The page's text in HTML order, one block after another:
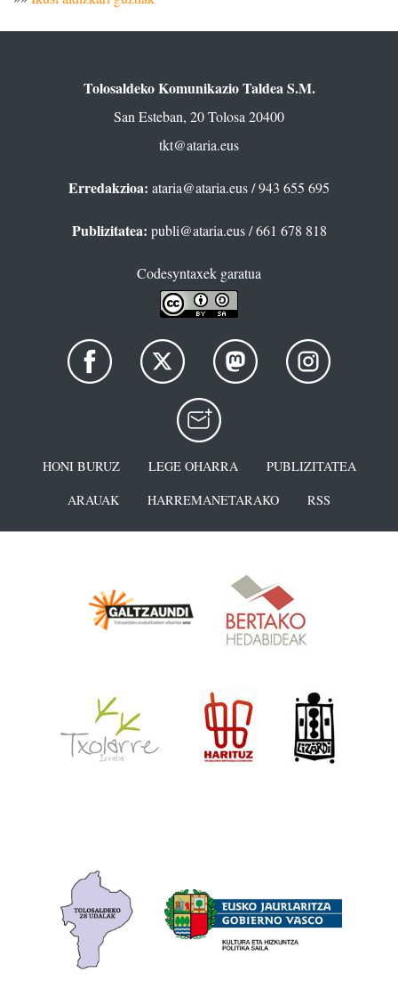
Tolosaldeko Komunikazio Taldea S.M.
San Esteban, 20 Tolosa 20400
tkt@ataria.eus
Erredakzioa: ataria@ataria.eus/ 943 655 695
Publizitatea: publi@ataria.eus/ 661 678 818
Codesyntaxek garatua
HONI BURUZ LEGE OHARRA
PUBLIZITATEA
ARAUAK
HARREMANETARAKO RSS